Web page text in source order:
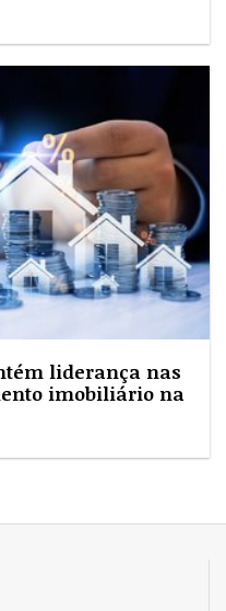
liderança nas
imobiliário na